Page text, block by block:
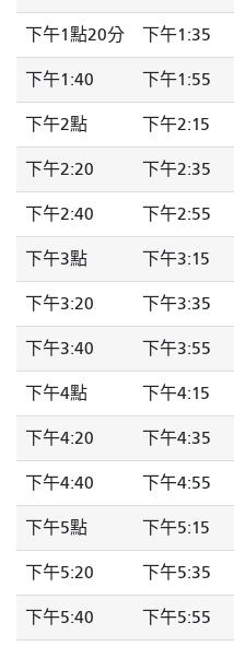
下午1點20分 下午1:35
下午1:40 下午1:55
下午2點 下午2:15
下午2:20 下午2:35
下午2:40 下午2:55
下午3點 下午3:15
下午3:20 下午3:35
下午3:40 下午3:55
下午4點 下午4:15
下午4:20 下午4:35
下午4:40 下午4:55
下午5點 下午5:15
下午5:20 下午5:35
下午5:40 下午5:55